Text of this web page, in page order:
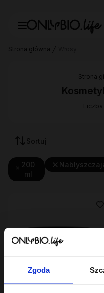
Zgoda
Strona główna
Strona
Sortuj
200
ml